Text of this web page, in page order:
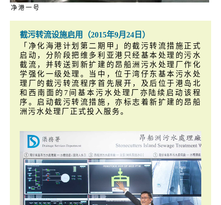
净港一号
截污转流设施启用（2015年9月24日）
「净化海港计划第二期甲」的截污转流措施正式
启动，分阶段把维多利亚港只经基本处理的污水
截流，并转送到新扩建的昂船洲污水处理厂作化
学强化一级处理。当中，位于湾仔东基本污水处
理厂的截污转流程序首先展开，及后位于港岛北
和西南面的7间基本污水处理厂亦陆续启动该程
序。启动截污转流措施，亦标志着新扩建的昂船
洲污水处理厂正式投入服务。